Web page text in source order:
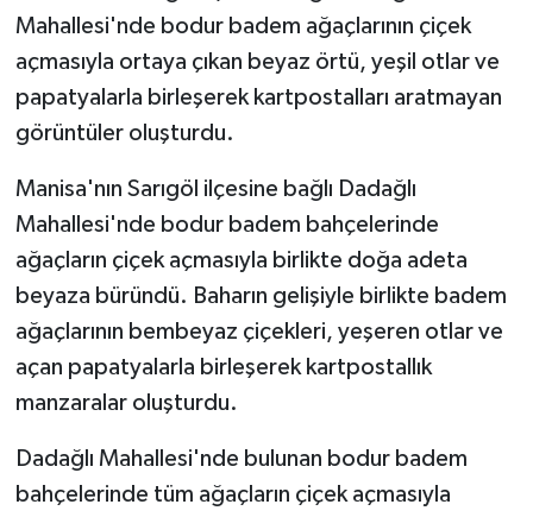
Mahallesi'nde bodur badem ağaçlarının çiçek
açmasıyla ortaya çıkan beyaz örtü, yeşil otlar ve
papatyalarla birleşerek kartpostalları aratmayan
görüntüler oluşturdu.
Manisa'nın Sarıgöl ilçesine bağlı Dadağlı
Mahallesi'nde bodur badem bahçelerinde
ağaçların çiçek açmasıyla birlikte doğa adeta
beyaza büründü. Baharın gelişiyle birlikte badem
ağaçlarının bembeyaz çiçekleri, yeşeren otlar ve
açan papatyalarla birleşerek kartpostallık
manzaralar oluşturdu.
Dadağlı Mahallesi'nde bulunan bodur badem
bahçelerinde tüm ağaçların çiçek açmasıyla